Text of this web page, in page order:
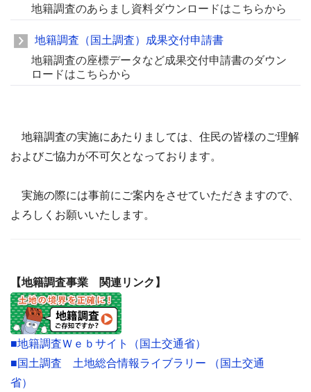
地籍調査のあらまし資料ダウンロードはこちらから
地籍調査（国土調査）成果交付申請書
地籍調査の座標データなど成果交付申請書のダウン
ロードはこちらから
地籍調査の実施にあたりましては、住民の皆様のご理解
およびご協力が不可欠となっております。
実施の際には事前にご案内をさせていただきますので、
よろしくお願いいたします。
【地籍調査事業 関連リンク】
■地籍調査Ｗｅｂサイト（国土交通省）
■国土調査 土地総合情報ライブラリー （国土交通
省）